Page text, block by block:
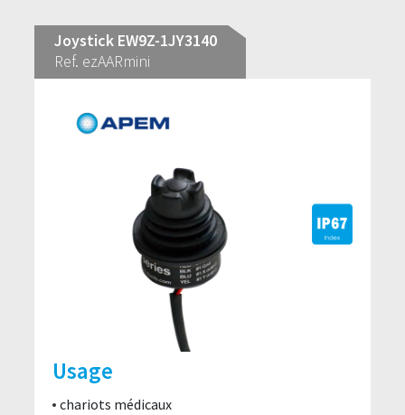
Joystick EW9Z-1JY3140
Ref. ezAARmini
Usage
chariots médicaux